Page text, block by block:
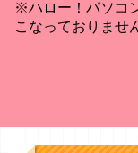
※ハロー！パソコ
こなっておりませ